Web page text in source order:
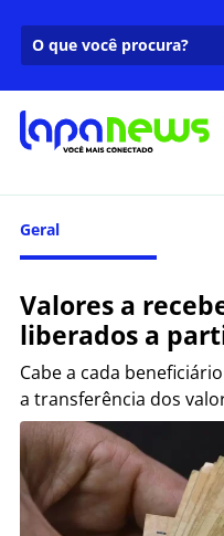
Geral
Valores a
liberados a
Cabe a cada
a transferência dos